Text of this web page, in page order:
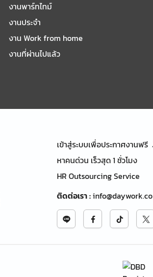
งานพาร์ทไทม์
งานประจำ
งาน Work from home
งานที่ผ่านไปแล้ว
เข้าสู่ระบบเพื่อประกาศงานฟรี
หาคนด่วน เร็วสุด 1 ชั่วโมง
HR Outsourcing Service
ติดต่อเรา:info@daywork.co